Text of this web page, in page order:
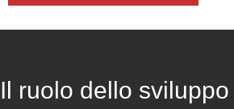
Il ruolo dello